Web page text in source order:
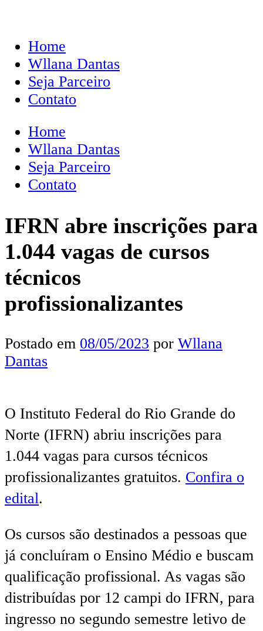
Home
Wllana Dantas
Seja Parceiro
Contato
Home
Wllana Dantas
Seja Parceiro
Contato
IFRN abre inscrições para
1.044 vagas de cursos
técnicos
profissionalizantes
Postado em 08/05/2023 por Wllana
Dantas
O Instituto Federal do Rio Grande do
Norte (IFRN) abriu inscrições para
1.044 vagas para cursos técnicos
profissionalizantes gratuitos. Confira o
edital.
Os cursos são destinados a pessoas que
já concluíram o Ensino Médio e buscam
qualificação profissional. As vagas são
distribuídas por 12 campi do IFRN, para
ingresso no segundo semestre letivo de